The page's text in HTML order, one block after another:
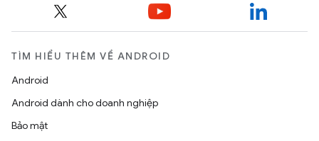
TÌM HIỂU THÊM VỀ ANDROID
Android
Android dành cho doanh nghiệp
Bảo mật